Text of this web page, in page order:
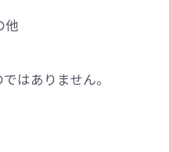
他
はありません。